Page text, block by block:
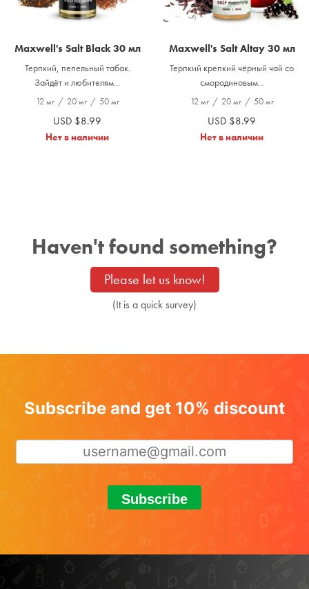
Maxwell's Salt Black 30 мл
Терпкий, пепельный табак.
Зайдёт и любителям...
12 мг / 20 мг / 50 мг
USD $8.99
Нет в наличии
Maxwell's Salt Altay 30 мл
Терпкий крепкий чёрный чай со
смородиновым...
12 мг / 20 мг / 50 мг
USD $8.99
Нет в наличии
Haven't found something?
Please let us know!
(It is a quick survey)
Subscribe and get 10% discount
Subscribe